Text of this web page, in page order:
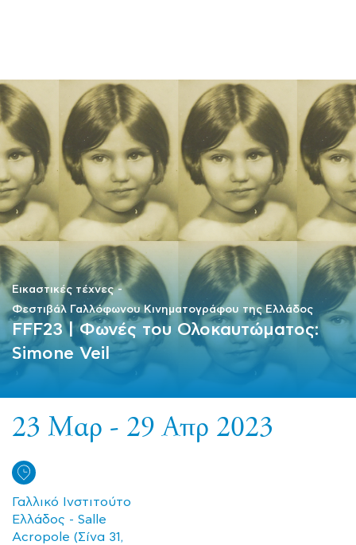
ΣΠΟΥΔΕΣ
ΣΥΝΕΡΓΕΙΕΣ
ΒΙΒΛΙΟΘΗΚΗ
23 Μαρ - 29 Απρ 2023
Γαλλικό Ινστιτούτο
Ελλάδος - Salle
Acropole (Σίνα 31,
Εικαστικές τέχνες
Φεστιβάλ Γαλλόφωνου Κινηματογράφου της Ελλάδος
FFF23 | Φωνές του Ολοκαυτώματος:
Simone Veil